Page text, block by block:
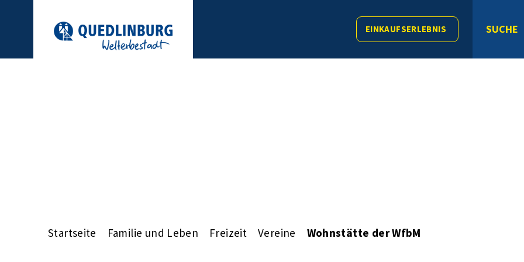
EINKAUFSERLEBNIS SUCHE
Startseite Familie und Leben Freizeit Vereine Wohnstätte der WfbM